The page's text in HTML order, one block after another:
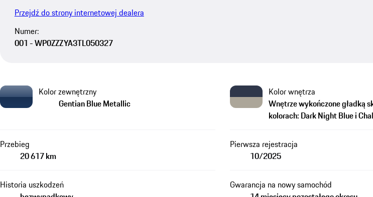
Przejdź do strony internetowej dealera
Numer:
001 - WP0ZZZYA3TL050327
Kolor zewnętrzny
Gentian Blue Metallic
Kolor wnętrza
Wnętrze wykończone gładką
kolorach: Dark Night Blue i
Przebieg
20 617 km
Pierwsza rejestracja
10/2025
Historia uszkodzeń
Gwarancja na nowy samochód